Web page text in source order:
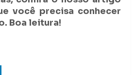
você precisa conhecer
Boa leitura!